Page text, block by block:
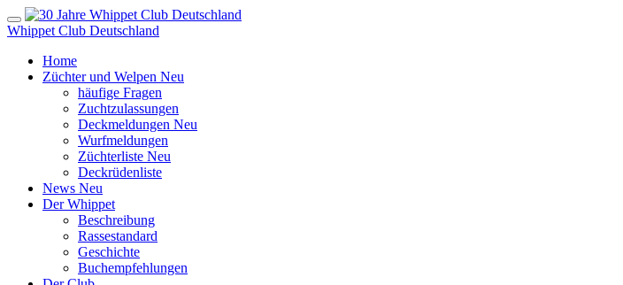
Whippet Club Deutschland
Home
Züchter und Welpen Neu
häufige Fragen
Zuchtzulassungen
Deckmeldungen Neu
Wurfmeldungen
Züchterliste Neu
Deckrüdenliste
News Neu
Der Whippet
Beschreibung
Rassestandard
Geschichte
Buchempfehlungen